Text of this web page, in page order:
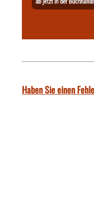
Haben Sie einen